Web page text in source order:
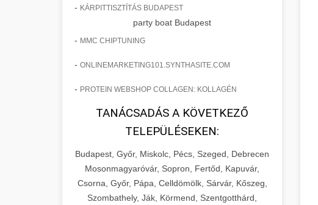
- KÁRPITTISZTÍTÁS BUDAPEST
party boat Budapest
- MMC CHIPTUNING
- ONLINEMARKETING101.SYNTHASITE.COM
- PROTEIN WEBSHOP COLLAGEN: KOLLAGÉN
TANÁCSADÁS A KÖVETKEZŐ
TELEPÜLÉSEKEN:
Budapest, Győr, Miskolc, Pécs, Szeged, Debrecen
Mosonmagyaróvár, Sopron, Fertőd, Kapuvár,
Csorna, Győr, Pápa, Celldömölk, Sárvár, Kőszeg,
Szombathely, Ják, Körmend, Szentgotthárd,